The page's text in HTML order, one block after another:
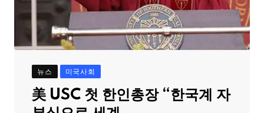
뉴스 미국사회
美 USC 첫 한인총장 “한국계 자